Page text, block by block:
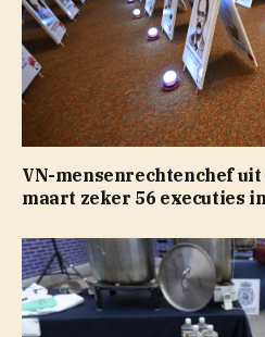
VN-mensenrechtenchef
maart zeker 56 executies